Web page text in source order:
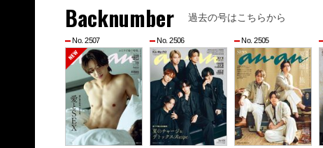
Backnumber 過去の号はこちらから
No. 2507 No. 2506 No. 2505